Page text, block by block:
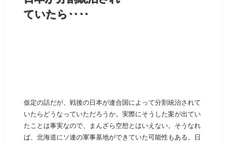
ていたら‥‥
仮定の話だが、戦後の日本が連合国によって分割統治されて
いたらどうなっていただろうか。実際にそうした案が出てい
たことは事実なので、まんざら空想とはいえない。そうなれ
ば、北海道にソ連の軍事基地ができていた可能性もある。日